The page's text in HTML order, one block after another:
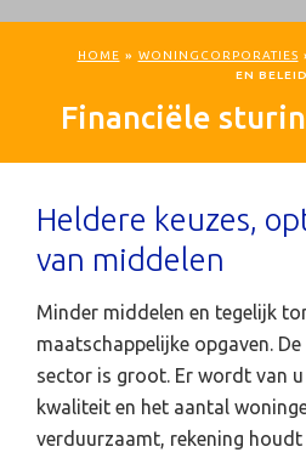
HOME » WONINGCORPORATIES
EN BELEID
Financiële
Heldere keuzes,
van middelen
Minder middelen en tegelijk
maatschappelijke opgaven.
sector is groot. Er wordt van
kwaliteit en het aantal
verduurzaamt, rekening